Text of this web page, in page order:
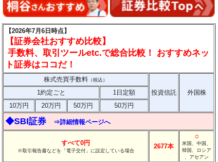
【2026年7月6日時点】
【証券会社おすすめ比較】
手数料、取引ツールetc.で総合比較！ おすすめネッ
ト証券はココだ！
株式売買手数料 （税込）
投資信託 外国株
1約定ごと
1日定額
10万円
20万円 50万円 50万円
◆SBI証券 ⇒詳細情報ページへ
すべて0円
※取引報告書などを「電子交付」に設定している場合
2677本
○
米国、中国、
韓国、ロシア
、アセアン